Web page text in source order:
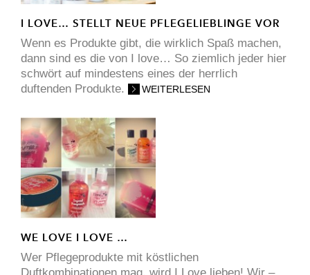
I LOVE… STELLT NEUE PFLEGELIEBLINGE VOR
Wenn es Produkte gibt, die wirklich Spaß machen,
dann sind es die von I love… So ziemlich jeder hier
schwört auf mindestens eines der herrlich
duftenden Produkte.
WEITERLESEN
WE LOVE I LOVE …
Wer Pflegeprodukte mit köstlichen